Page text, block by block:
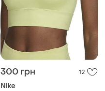
300 грн 12
Nike